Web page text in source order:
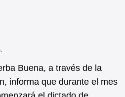
Buena, a través de la
informa que durante el mes